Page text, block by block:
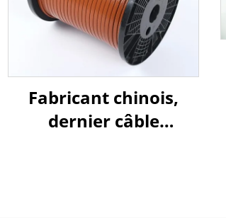
Fabricant chinois,
dernier câble